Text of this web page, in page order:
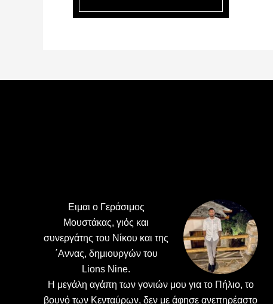
Ειμαι ο Γεράσιμος
Μουστάκας, γιός και
συνεργάτης του Νίκου και της
΄Αννας, δημιουργών του
Lions Nine.
H μεγάλη αγάπη των γονιών μου για το Πήλιο, το
βουνό των Κενταύρων, δεν με άφησε ανεπηρέαστο